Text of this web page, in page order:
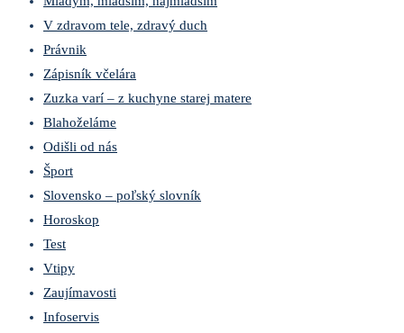
V zdravom tele, zdravý duch
Právnik
Zápisník včelára
Zuzka varí – z kuchyne starej matere
Blahoželáme
Odišli od nás
Šport
Slovensko – poľský slovník
Horoskop
Test
Vtipy
Zaujímavosti
Infoservis